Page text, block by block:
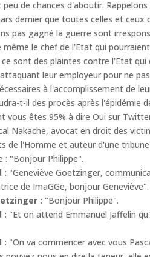
de chances d'aboutir.
dernier que toutes celles et ceux
pas gagné la guerre sont
même le chef de l'Etat qui
ce sont des plaintes contre l'Etat
leur employeur pour ne
à l'accomplissement de
t-il des procès après l'épidémie
vous êtes 95% à dire Oui sur
Nakache, avocat en droit des
de l'Homme et auteur d'une
: "Bonjour Philippe".
: "Geneviève Goetzinger,
de ImaGGe, bonjour Geneviève".
: "Bonjour Philippe".
: "Et on attend Emmanuel Jaffelin
: "On va commencer avec vous